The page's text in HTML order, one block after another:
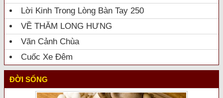
Lời Kinh Trong Lòng Bàn Tay 250
VỀ THĂM LONG HƯNG
Vãn Cảnh Chùa
Cuốc Xe Đêm
ĐỜI SỐNG